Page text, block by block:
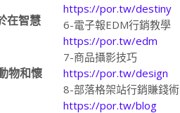
在智慧
物和懷
https://por.tw/destiny
6-電子報EDM行銷教學
https://por.tw/edm
7-商品攝影技巧
https://por.tw/design
8-部落格架站行銷賺錢術
https://por.tw/blog